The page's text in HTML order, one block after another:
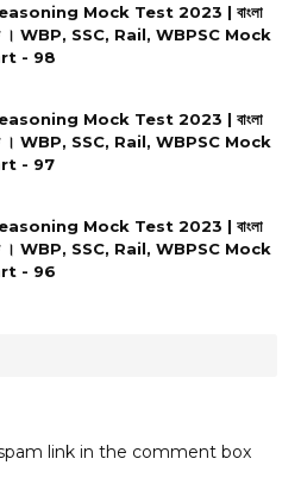
Mock Test 2023 | বাংলা
। WBP, SSC, Rail, WBPSC Mock
- 98
Mock Test 2023 | বাংলা
। WBP, SSC, Rail, WBPSC Mock
- 97
Mock Test 2023 | বাংলা
। WBP, SSC, Rail, WBPSC Mock
- 96
link in the comment box